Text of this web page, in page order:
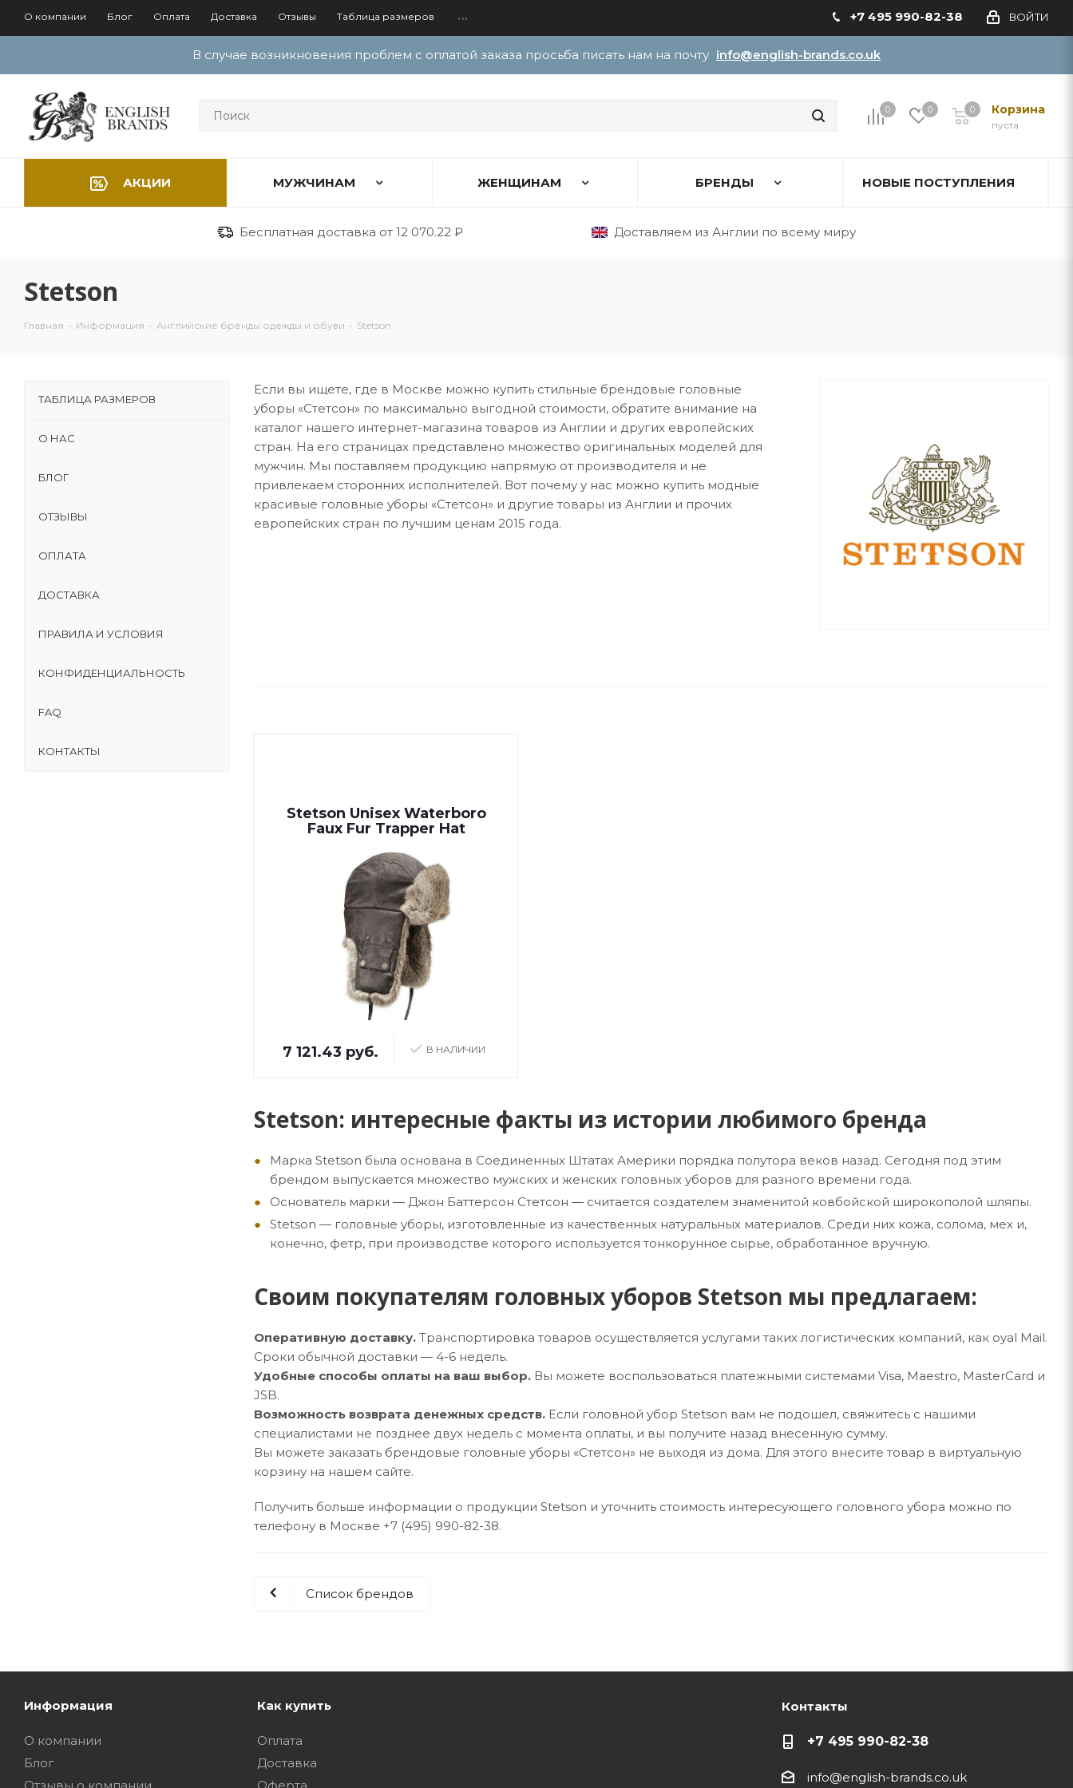
О компании Блог Оплата Доставка Отзывы Таблица размеров ... ВОЙТИ
+7 495 990-82-38
В случае возникновения проблем с оплатой заказа просьба писать нам на почту info@english-brands.co.uk
0 0 Корзина
пуста
0
АКЦИИ МУЖЧИНАМ ЖЕНЩИНАМ БРЕНДЫ НОВЫЕ ПОСТУПЛЕНИЯ
Бесплатная доставка от 12 070.22 ₽ Доставляем из Англии по всему миру
Stetson
Главная - Информация - Английские бренды одежды и обуви - Stetson
Если вы ищете, где в Москве можно купить стильные брендовые головные
уборы «Стетсон» по максимально выгодной стоимости, обратите внимание на
каталог нашего интернет-магазина товаров из Англии и других европейских
стран. На его страницах представлено множество оригинальных моделей для
мужчин. Мы поставляем продукцию напрямую от производителя и не
привлекаем сторонних исполнителей. Вот почему у нас можно купить модные
красивые головные уборы «Стетсон» и другие товары из Англии и прочих
европейских стран по лучшим ценам 2015 года.
Stetson Unisex Waterboro
Faux Fur Trapper Hat
В НАЛИЧИИ
7 121.43 руб.
Stetson: интересные факты из истории любимого бренда
Марка Stetson была основана в Соединенных Штатах Америки порядка полутора веков назад. Сегодня под этим
брендом выпускается множество мужских и женских головных уборов для разного времени года.
Основатель марки — Джон Баттерсон Стетсон — считается создателем знаменитой ковбойской широкополой шляпы.
Stetson — головные уборы, изготовленные из качественных натуральных материалов. Среди них кожа, солома, мех и,
конечно, фетр, при производстве которого используется тонкорунное сырье, обработанное вручную.
Своим покупателям головных уборов Stetson мы предлагаем:
Оперативную доставку. Транспортировка товаров осуществляется услугами таких логистических компаний, как oyal Mail.
Сроки обычной доставки — 4-6 недель.
Удобные способы оплаты на ваш выбор. Вы можете воспользоваться платежными системами Visa, Maestro, MasterCard и
JSB.
Возможность возврата денежных средств. Если головной убор Stetson вам не подошел, свяжитесь с нашими
специалистами не позднее двух недель с момента оплаты, и вы получите назад внесенную сумму.
Вы можете заказать брендовые головные уборы «Стетсон» не выходя из дома. Для этого внесите товар в виртуальную
корзину на нашем сайте.
Получить больше информации о продукции Stetson и уточнить стоимость интересующего головного убора можно по
телефону в Москве +7 (495) 990-82-38.
Список брендов
ТАБЛИЦА РАЗМЕРОВ
О НАС
БЛОГ
ОТЗЫВЫ
ОПЛАТА
ДОСТАВКА
ПРАВИЛА И УСЛОВИЯ
КОНФИДЕНЦИАЛЬНОСТЬ
FAQ
КОНТАКТЫ
Информация
О компании
Блог
Как купить
Оплата
Доставка
Контакты
+7 495 990-82-38
info@english-brands.co.uk